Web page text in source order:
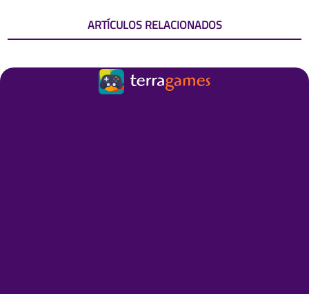
ARTÍCULOS RELACIONADOS